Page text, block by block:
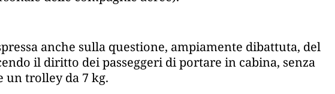
anche sulla questione, ampiamente dibattuta, del
il diritto dei passeggeri di portare in cabina, senza
un trolley da 7 kg.